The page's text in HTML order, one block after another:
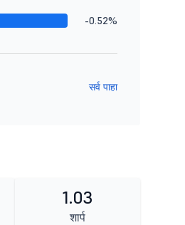
-0.52%
सर्व पाहा
1.03
शार्प